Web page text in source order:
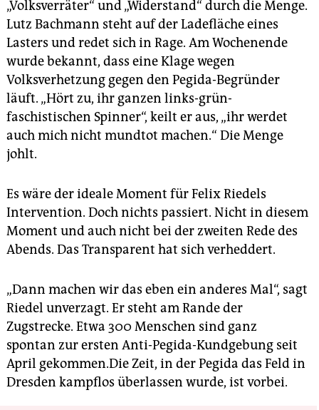
„Volksverräter“ und „Widerstand“ durch die Menge.
Lutz Bachmann steht auf der Ladefläche eines
Lasters und redet sich in Rage. Am Wochenende
wurde bekannt, dass eine Klage wegen
Volksverhetzung gegen den Pegida-Begründer
läuft. „Hört zu, ihr ganzen links-grün-
faschistischen Spinner“, keilt er aus, „ihr werdet
auch mich nicht mundtot machen.“ Die Menge
johlt.
Es wäre der ideale Moment für Felix Riedels
Intervention. Doch nichts passiert. Nicht in diesem
Moment und auch nicht bei der zweiten Rede des
Abends. Das Transparent hat sich verheddert.
„Dann machen wir das eben ein anderes Mal“, sagt
Riedel unverzagt. Er steht am Rande der
Zugstrecke. Etwa 300 Menschen sind ganz
spontan zur ersten Anti-Pegida-Kundgebung seit
April gekommen.Die Zeit, in der Pegida das Feld in
Dresden kampflos überlassen wurde, ist vorbei.